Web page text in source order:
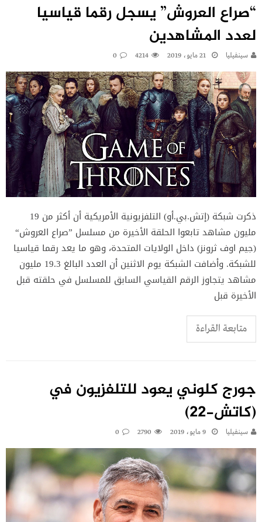
“صراع العروش” يسجل رقما قياسيا
لعدد المشاهدين
سينفيليا 21 مايو، 2019 4214
0
ذكرت شبكة (إتش.بي.أو) التلفزيونية الأمريكية أن أكثر من 19
مليون مشاهد تابعوا الحلقة الأخيرة من مسلسل ”صراع العروش“
(جيم اوف ثرونز) داخل الولايات المتحدة، وهو ما يعد رقما قياسيا
للشبكة. وأضافت الشبكة يوم الاثنين أن العدد البالغ 19.3 مليون
مشاهد يتجاوز الرقم القياسي السابق للمسلسل في حلقته قبل
الأخيرة قبل
متابعة القراءة
جورج كلوني يعود للتلفزيون في
(كاتش-22)
سينفيليا 9 مايو، 2019 2790
0